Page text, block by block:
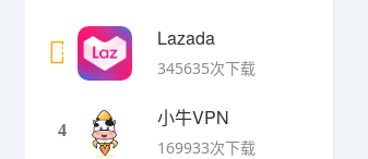
3
Lazada
345635次下载
4
小牛VPN
169933次下载